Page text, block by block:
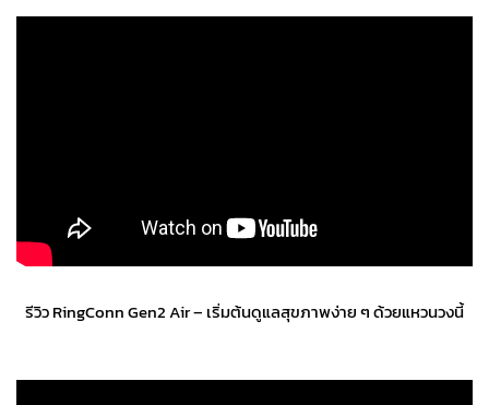
รีวิว RingConn Gen2 Air – เริ่มต้นดูแลสุขภาพง่าย ๆ ด้วยแหวนวงนี้